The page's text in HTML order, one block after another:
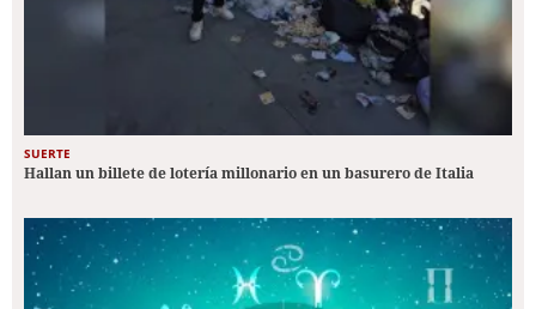
SUERTE
Hallan un billete de lotería millonario en un basurero de Italia